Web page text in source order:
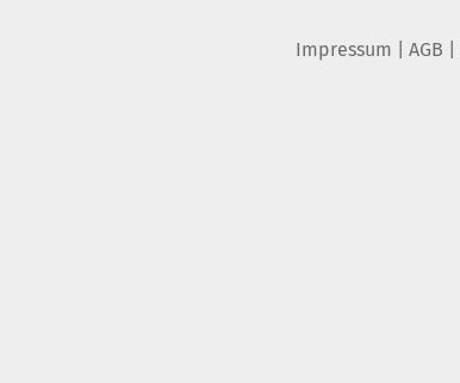
Impressum AGB